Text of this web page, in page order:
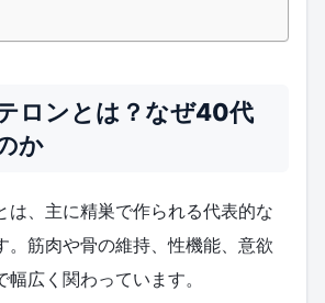
ロンとは？なぜ40代
か
は、主に精巣で作られる代表的な
。筋肉や骨の維持、性機能、意欲
広く関わっています。